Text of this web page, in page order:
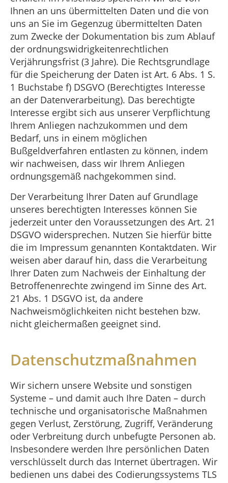
Ihnen an uns übermittelten Daten und die von
uns an Sie im Gegenzug übermittelten Daten
zum Zwecke der Dokumentation bis zum Ablauf
der ordnungswidrigkeitenrechtlichen
Verjährungsfrist (3 Jahre). Die Rechtsgrundlage
für die Speicherung der Daten ist Art. 6 Abs. 1 S.
1 Buchstabe f) DSGVO (Berechtigtes Interesse
an der Datenverarbeitung). Das berechtigte
Interesse ergibt sich aus unserer Verpflichtung
Ihrem Anliegen nachzukommen und dem
Bedarf, uns in einem möglichen
Bußgeldverfahren entlasten zu können, indem
wir nachweisen, dass wir Ihrem Anliegen
ordnungsgemäß nachgekommen sind.
Der Verarbeitung Ihrer Daten auf Grundlage
unseres berechtigten Interesses können Sie
jederzeit unter den Voraussetzungen des Art. 21
DSGVO widersprechen. Nutzen Sie hierfür bitte
die im Impressum genannten Kontaktdaten. Wir
weisen aber darauf hin, dass die Verarbeitung
Ihrer Daten zum Nachweis der Einhaltung der
Betroffenenrechte zwingend im Sinne des Art.
21 Abs. 1 DSGVO ist, da andere
Nachweismöglichkeiten nicht bestehen bzw.
nicht gleichermaßen geeignet sind.
Datenschutzmaßnahmen
Wir sichern unsere Website und sonstigen
Systeme – und damit auch Ihre Daten – durch
technische und organisatorische Maßnahmen
gegen Verlust, Zerstörung, Zugriff, Veränderung
oder Verbreitung durch unbefugte Personen ab.
Insbesondere werden Ihre persönlichen Daten
verschlüsselt durch das Internet übertragen. Wir
bedienen uns dabei des Codierungssystems TLS